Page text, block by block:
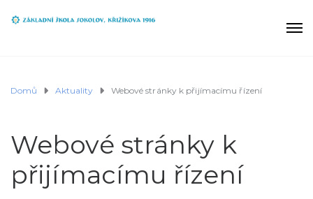
Domů Aktuality Webové stránky k přijímacímu řízení
Webové stránky k
přijímacímu řízení